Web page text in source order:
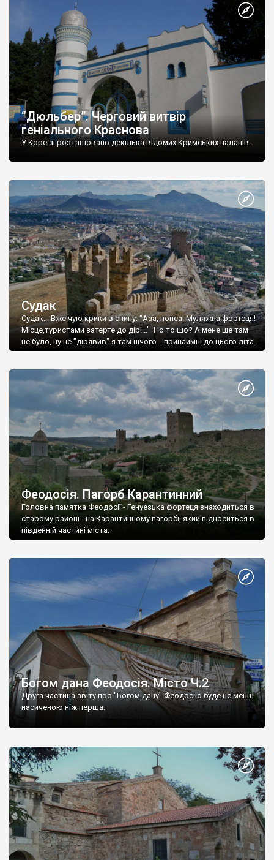
“Дюльбер”. Черговий витвір
геніального Краснова
У Кореїзі розташовано декілька відомих Кримських палаців.
Судак
Судак... Вже чую крики в спину: "Ааа, попса! Муляжна фортеця!
Місце,туристами затерте до дір!..." Но то шо? А мене ще там
не було, ну не "дірявив" я там нічого... принаймні до цього літа.
Феодосія. Пагорб Карантинний
Головна памятка Феодосії - Генуезька фортеця знаходиться в
старому районі - на Карантинному пагорбі, який підноситься в
південній частині міста.
Богом дана Феодосія. Місто Ч.2
Друга частина звіту про "Богом дану" Феодосію буде не менш
насиченою ніж перша.